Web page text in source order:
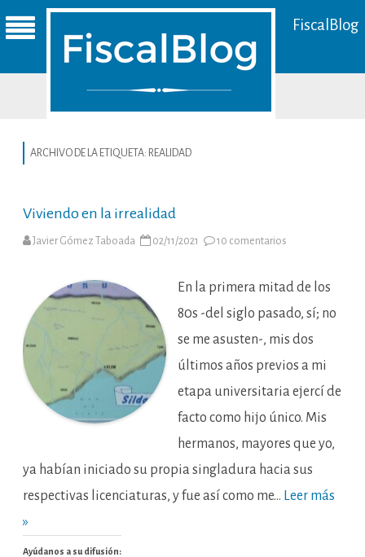
FiscalBlog
ARCHIVO DE LA ETIQUETA: REALIDAD
Viviendo en la irrealidad
Javier Gómez Taboada 02/11/2021 10 comentarios
irrealidad
En la primera mitad de los
80s -del siglo pasado, sí; no
se me asusten-, mis dos
últimos años previos a mi
etapa universitaria ejercí de
facto como hijo único. Mis
hermanos, mayores que yo,
ya habían iniciado su propia singladura hacia sus
respectivas licenciaturas, y fue así como me… Leer más
»
Ayúdanos a su difusión: